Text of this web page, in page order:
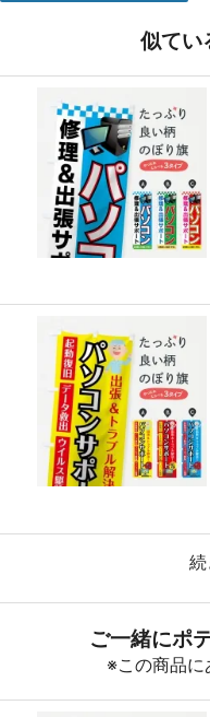
917
24 915
25 913
26 911
27 909
28 907
31 901
32 899
33 897
34 895
890
37 888
887
似てい
続